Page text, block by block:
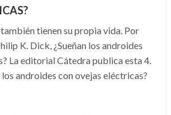
tienen su propia vida. Por
K. Dick, ¿Sueñan los androides
La editorial Cátedra publica esta 4.
los androides con ovejas eléctricas?